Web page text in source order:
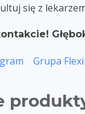
się z
Grupa